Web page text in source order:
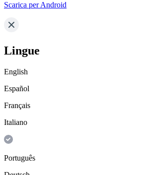
Scarica per Android
Lingue
English
Español
Français
Italiano
Português